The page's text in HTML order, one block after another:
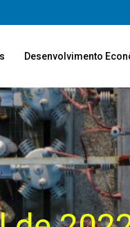
Desenvolvimento